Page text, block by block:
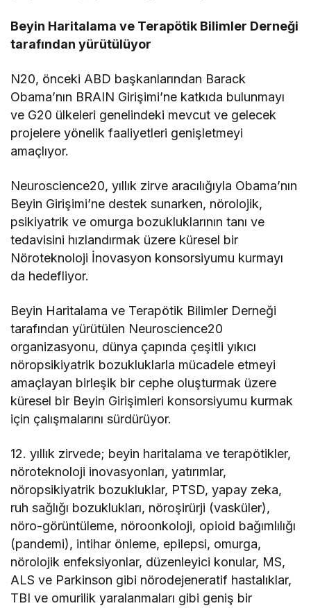
Beyin Haritalama ve Terapötik Bilimler Derneği
tarafından yürütülüyor
N20, önceki ABD başkanlarından Barack
Obama’nın BRAIN Girişimi’ne katkıda bulunmayı
ve G20 ülkeleri genelindeki mevcut ve gelecek
projelere yönelik faaliyetleri genişletmeyi
amaçlıyor.
Neuroscience20, yıllık zirve aracılığıyla Obama’nın
Beyin Girişimi’ne destek sunarken, nörolojik,
psikiyatrik ve omurga bozukluklarının tanı ve
tedavisini hızlandırmak üzere küresel bir
Nöroteknoloji İnovasyon konsorsiyumu kurmayı
da hedefliyor.
Beyin Haritalama ve Terapötik Bilimler Derneği
tarafından yürütülen Neuroscience20
organizasyonu, dünya çapında çeşitli yıkıcı
nöropsikiyatrik bozukluklarla mücadele etmeyi
amaçlayan birleşik bir cephe oluşturmak üzere
küresel bir Beyin Girişimleri konsorsiyumu kurmak
için çalışmalarını sürdürüyor.
12. yıllık zirvede; beyin haritalama ve terapötikler,
nöroteknoloji inovasyonları, yatırımlar,
nöropsikiyatrik bozukluklar, PTSD, yapay zeka,
ruh sağlığı bozuklukları, nöroşirürji (vasküler),
nöro-görüntüleme, nöroonkoloji, opioid bağımlılığı
(pandemi), intihar önleme, epilepsi, omurga,
nörolojik enfeksiyonlar, düzenleyici konular, MS,
ALS ve Parkinson gibi nörodejeneratif hastalıklar,
TBI ve omurilik yaralanmaları gibi geniş bir